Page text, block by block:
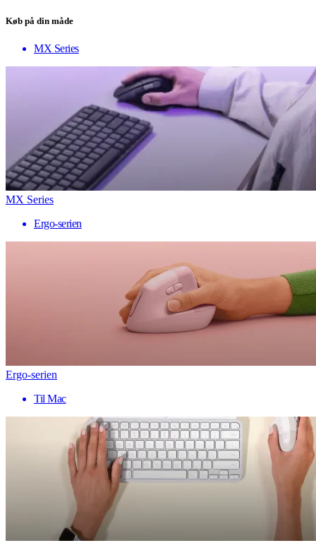
Køb på din måde
MX Series
MX Series
Ergo-serien
Ergo-serien
Til Mac